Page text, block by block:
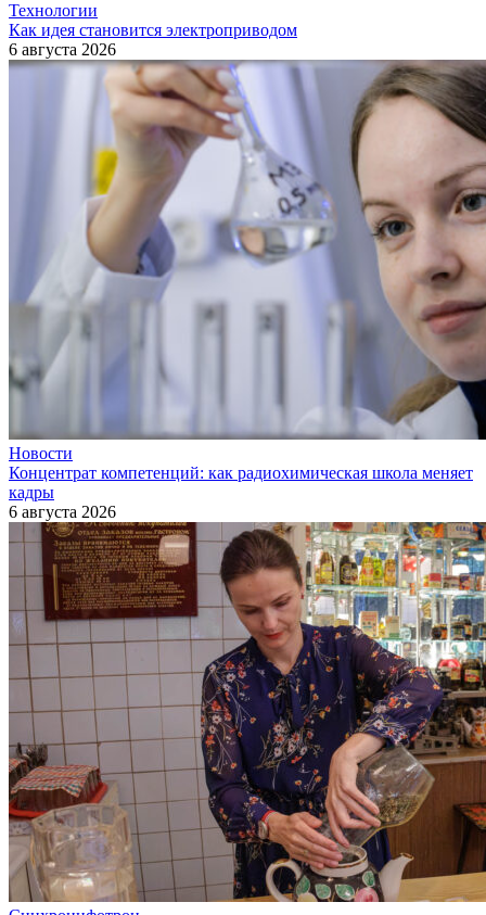
Технологии
Как идея становится электроприводом
6 августа 2026
Новости
Концентрат компетенций: как радиохимическая школа меняет
кадры
6 августа 2026